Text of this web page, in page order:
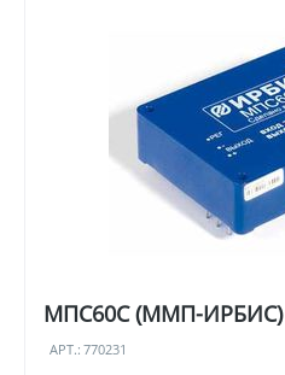
МПС60С (ММП-ИРБИС)
АРТ.: 770231